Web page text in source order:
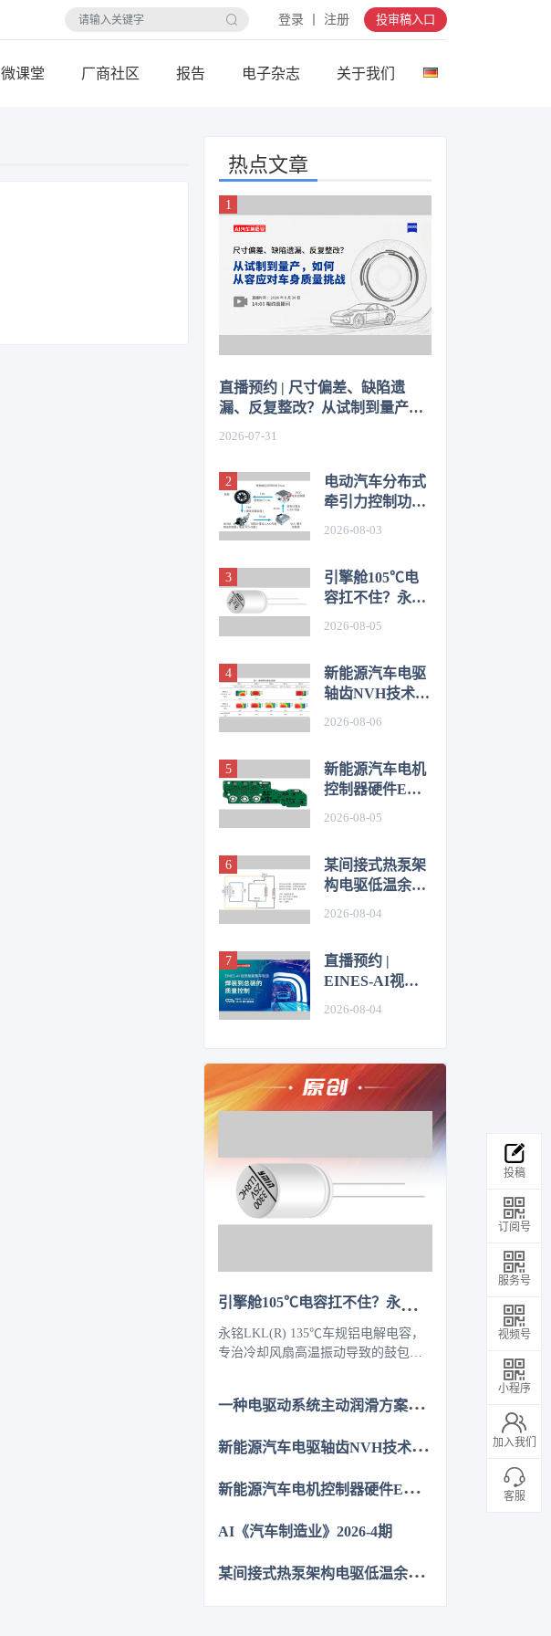
登录 丨 注册 投审稿入口
微课堂 厂商社区 报告 电子杂志 关于我们
热点文章
直播预约 | 尺寸偏差、缺陷遗
漏、反复整改？从试制到量产，
2026-07-31
电动汽车分布式
牵引力控制功能
2026-08-03
引擎舱105℃电
容扛不住？永铭
温振动失效难题
2026-08-05
新能源汽车电驱
轴齿NVH技术图
2026-08-06
新能源汽车电机
控制器硬件EMC
2026-08-05
某间接式热泵架
构电驱低温余热
2026-08-04
直播预约 |
EINES-AI视觉
2026-08-04
引擎舱105℃电容扛不住？永铭LKL(R) 135℃车规铝电解电容，破解冷却风扇高温振动失效难题
永铭LKL(R) 135℃车规铝电解电容，
专治冷却风扇高温振动导致的鼓包漏
≤10PPM（传统方案300PPM）。可PIN
板。100万颗用量售后赔付从45万降至
力国产化替代。
一
种电驱动系统主动润滑方案的设计与分析
新
能源汽车电驱轴齿NVH技术图谱研究
新
能源汽车电机控制器硬件EMC源头抑制技术
AI《汽车制造业》2026-4期
某
间接式热泵架构电驱低温余热利用控制方法的仿真优化研究
投稿
订阅号
服务号
视频号
小程序
加入我们
客服